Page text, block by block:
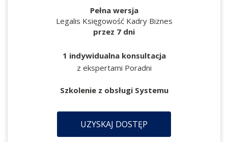
Pełna wersja
Legalis Księgowość Kadry Biznes
przez 7 dni
1 indywidualna konsultacja
z ekspertami Poradni
Szkolenie z obsługi Systemu
UZYSKAJ DOSTĘP